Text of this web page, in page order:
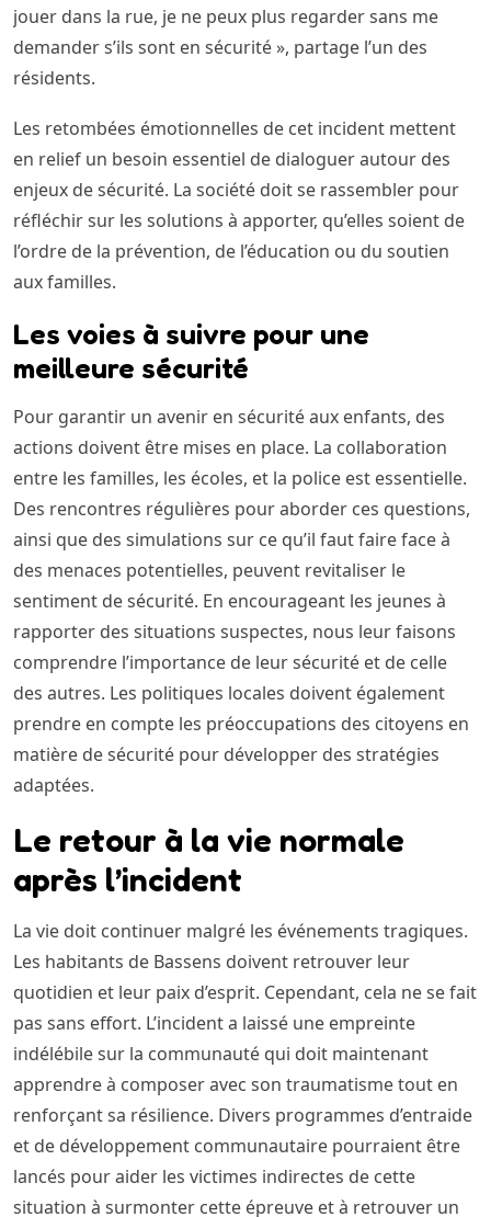
jouer dans la rue, je ne peux plus regarder sans me
demander s’ils sont en sécurité », partage l’un des
résidents.
Les retombées émotionnelles de cet incident mettent
en relief un besoin essentiel de dialoguer autour des
enjeux de sécurité. La société doit se rassembler pour
réfléchir sur les solutions à apporter, qu’elles soient de
l’ordre de la prévention, de l’éducation ou du soutien
aux familles.
Les voies à suivre pour une
meilleure sécurité
Pour garantir un avenir en sécurité aux enfants, des
actions doivent être mises en place. La collaboration
entre les familles, les écoles, et la police est essentielle.
Des rencontres régulières pour aborder ces questions,
ainsi que des simulations sur ce qu’il faut faire face à
des menaces potentielles, peuvent revitaliser le
sentiment de sécurité. En encourageant les jeunes à
rapporter des situations suspectes, nous leur faisons
comprendre l’importance de leur sécurité et de celle
des autres. Les politiques locales doivent également
prendre en compte les préoccupations des citoyens en
matière de sécurité pour développer des stratégies
adaptées.
Le retour à la vie normale
après l’incident
La vie doit continuer malgré les événements tragiques.
Les habitants de Bassens doivent retrouver leur
quotidien et leur paix d’esprit. Cependant, cela ne se fait
pas sans effort. L’incident a laissé une empreinte
indélébile sur la communauté qui doit maintenant
apprendre à composer avec son traumatisme tout en
renforçant sa résilience. Divers programmes d’entraide
et de développement communautaire pourraient être
lancés pour aider les victimes indirectes de cette
situation à surmonter cette épreuve et à retrouver un